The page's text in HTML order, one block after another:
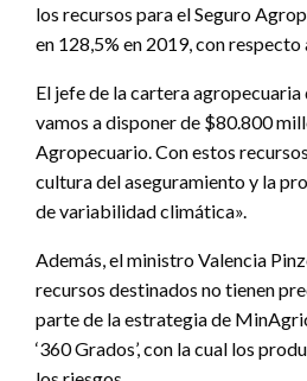
los recursos para el Seguro
en 128,5% en 2019, con respecto
El jefe de la cartera agropecuaria
vamos a disponer de $80.800
Agropecuario. Con estos
cultura del aseguramiento y la
de variabilidad climática».
Además, el ministro Valencia
recursos destinados no tienen
parte de la estrategia de
‘360 Grados’, con la cual los